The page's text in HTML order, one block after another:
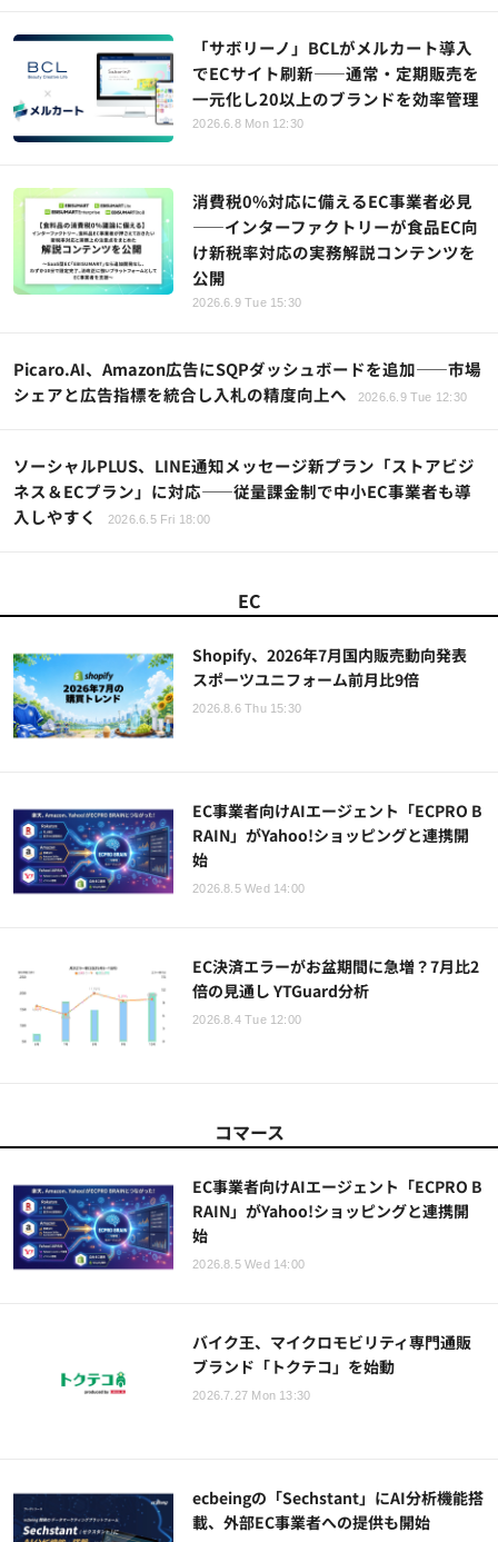
「サボリーノ」BCLがメルカート導入
でECサイト刷新――通常・定期販売を
一元化し20以上のブランドを効率管理
2026.6.8 Mon 12:30
消費税0%対応に備えるEC事業者必見
――インターファクトリーが食品EC向
け新税率対応の実務解説コンテンツを
公開
2026.6.9 Tue 15:30
Picaro.AI、Amazon広告にSQPダッシュボードを追加——市場
シェアと広告指標を統合し入札の精度向上へ
2026.6.9 Tue 12:30
ソーシャルPLUS、LINE通知メッセージ新プラン「ストアビジ
ネス＆ECプラン」に対応――従量課金制で中小EC事業者も導
入しやすく
2026.6.5 Fri 18:00
EC
Shopify、2026年7月国内販売動向発表
スポーツユニフォーム前月比9倍
2026.8.6 Thu 15:30
EC事業者向けAIエージェント「ECPRO B
RAIN」がYahoo!ショッピングと連携開
始
2026.8.5 Wed 14:00
EC決済エラーがお盆期間に急増？7月比2
倍の見通し YTGuard分析
2026.8.4 Tue 12:00
コマース
EC事業者向けAIエージェント「ECPRO B
RAIN」がYahoo!ショッピングと連携開
始
2026.8.5 Wed 14:00
バイク王、マイクロモビリティ専門通販
ブランド「トクテコ」を始動
2026.7.27 Mon 13:30
ecbeingの「Sechstant」にAI分析機能搭
載、外部EC事業者への提供も開始